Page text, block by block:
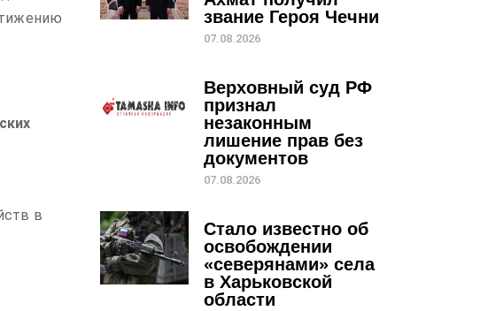
в
звание Героя Чечни
07.08.2026
Верховный суд РФ
признал
незаконным
лишение прав без
документов
07.08.2026
Стало известно об
освобождении
«северянами» села
в Харьковской
области